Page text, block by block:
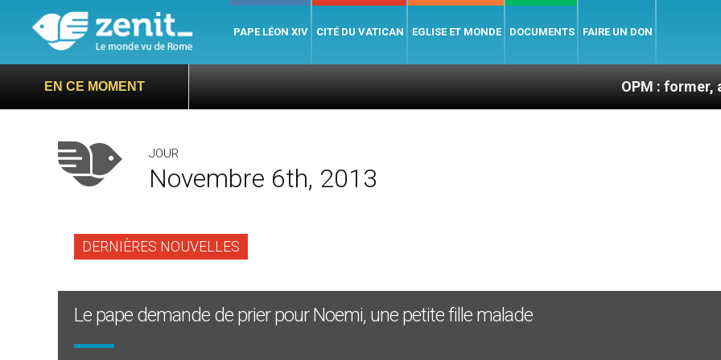
PAPE LÉON XIV CITÉ DU VATICAN EGLISE ET MONDE DOCUMENTS FAIRE UN DON
EN CE MOMENT OPM : former, animer
JOUR
Novembre 6th, 2013
DERNIÈRES NOUVELLES
Le pape demande de prier pour Noemi, une petite fille malade